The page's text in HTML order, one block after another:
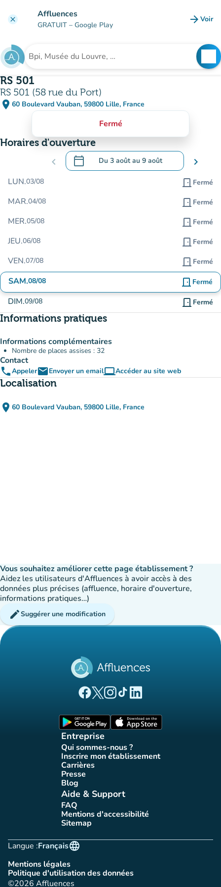
clear Affluences
GRATUIT – Google Play arrow_forward Voir
Rechercher un établissement
RS 501
RS 501 (58 rue du Port)
place 60 Boulevard Vauban, 59800 Lille, France
(ouvrir dans Google Maps)
(nouvel onglet)
Fermé
Horaires d'ouverture
chevron_left calendar_today Du 3 aoûtau 9 août
.Ouvrir le calendrier pour changer de
chevron_right
LUN.03/08 door_front Fermé
MAR.04/08 door_front Fermé
MER.05/08 door_front Fermé
JEU.06/08 door_front Fermé
VEN.07/08 door_front Fermé
SAM.08/08 door_front Fermé
DIM.09/08 door_front Fermé
Informations pratiques
Informations complémentaires
Nombre de places assises : 32
Contact
phoneAppeleremailEnvoyer un emailcomputerAccéder au site web
(nouvel onglet)
Localisation
place 60 Boulevard Vauban, 59800 Lille, France
(ouvrir dans Google Maps)
(nouvel onglet)
Vous souhaitez améliorer cette page établissement ?
Aidez les utilisateurs d'Affluences à avoir accès à des
données plus précises (affluence, horaire d'ouverture,
informations pratiques…)
editSuggérer une modification
(nouvel onglet)
(nouvel onglet)
(nouvel onglet)
(nouvel onglet)
(nouvel onglet)
Entreprise
Qui sommes-nous ?
(nouvel onglet)
Inscrire mon établissement
(nouvel onglet)
Carrières(nouvel onglet)
Presse(nouvel onglet)
Blog(nouvel onglet)
Aide & Support
FAQ(nouvel onglet)
Mentions d'accessibilité
(nouvel onglet)
Sitemap(nouvel onglet)
Langue :
language
Français
Mentions légales
(nouvel onglet)
Politique d'utilisation des données
(nouvel onglet)
©2026 Affluences